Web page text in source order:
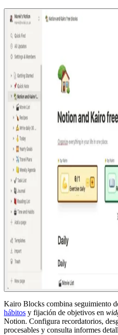
Kairo Blocks combina seguimiento
hábitos y fijación de objetivos en
Notion. Configura recordatorios,
procesables y consulta informes